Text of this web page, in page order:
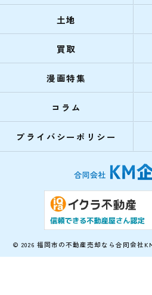
土地
買取
漫画特集
コラム
プライバシーポリシー
© 2026 福岡市の不動産売却なら合同会社